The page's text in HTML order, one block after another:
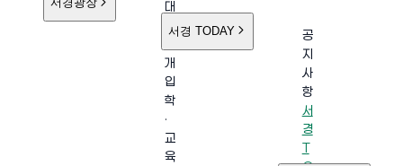
대
학
개
입
학
·
교
육
서경 TODAY
공
지
사
항
서
경
T